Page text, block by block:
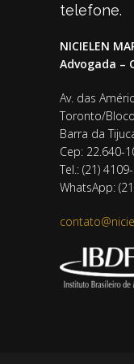
telefone.
NICIELEN
Advogada –
Av. das
Toronto/
Barra da
Cep: 22.640-
Tel.: (21)
WhatsApp: